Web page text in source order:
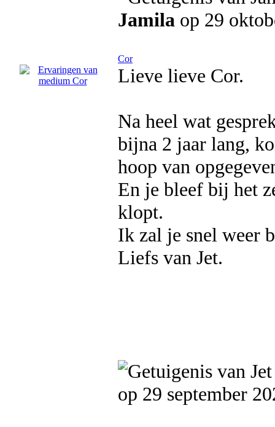
Jamila op 29
Cor
Lieve lieve Cor.
Na heel wat
bijna 2 jaar lang,
hoop van
En je bleef bij het
klopt.
Ik zal je snel weer
Liefs van Jet.
op 29 september